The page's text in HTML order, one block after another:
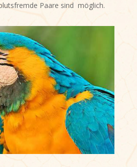
Paare sind möglich.